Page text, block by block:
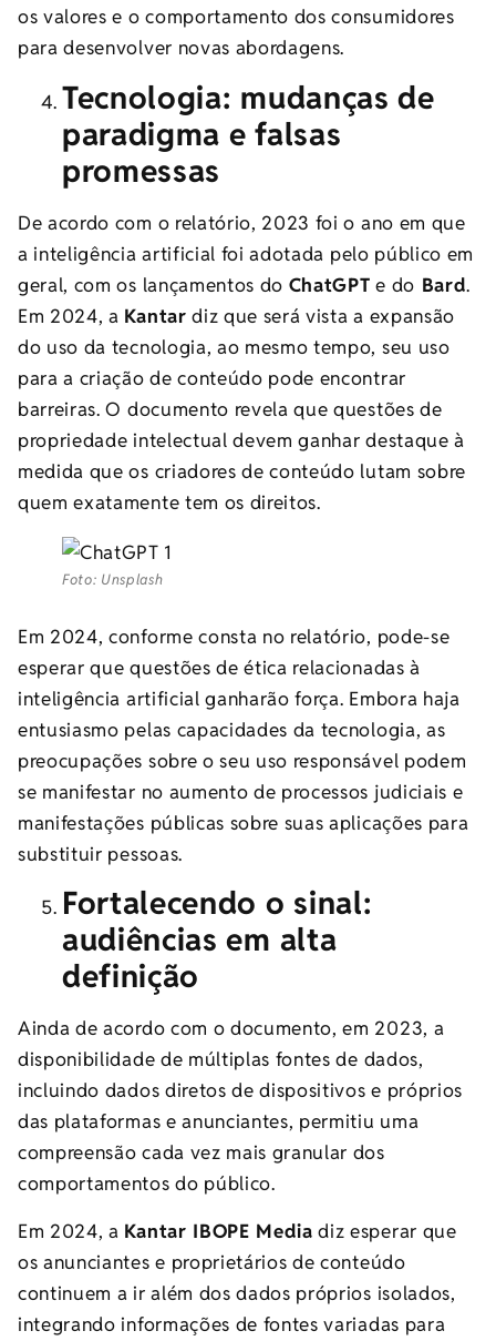
os valores e o comportamento dos consumidores
para desenvolver novas abordagens.
Tecnologia: mudanças de
paradigma e falsas
promessas
De acordo com o relatório, 2023 foi o ano em que
a inteligência artificial foi adotada pelo público em
geral, com os lançamentos do ChatGPT e do Bard.
Em 2024, a Kantar diz que será vista a expansão
do uso da tecnologia, ao mesmo tempo, seu uso
para a criação de conteúdo pode encontrar
barreiras. O documento revela que questões de
propriedade intelectual devem ganhar destaque à
medida que os criadores de conteúdo ​​lutam sobre
quem exatamente tem os direitos.
Foto: Unsplash
Em 2024, conforme consta no relatório, pode-se
esperar que questões de ética relacionadas à
inteligência artificial ganharão força. Embora haja
entusiasmo pelas capacidades da tecnologia, as
preocupações sobre o seu uso responsável podem
se manifestar no aumento de processos judiciais e
manifestações públicas sobre suas aplicações para
substituir pessoas.
Fortalecendo o sinal:
audiências em alta
definição
Ainda de acordo com o documento, em 2023, a
disponibilidade de múltiplas fontes de dados,
incluindo dados diretos de dispositivos e próprios
das plataformas e anunciantes, permitiu uma
compreensão cada vez mais granular dos
comportamentos do público.
Em 2024, a Kantar IBOPE Media diz esperar que
os anunciantes e proprietários de conteúdo
continuem a ir além dos dados próprios isolados,
integrando informações de fontes variadas para